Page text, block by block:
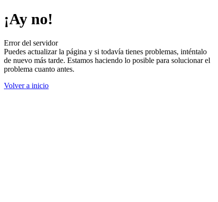
¡Ay no!
Error del servidor
Puedes actualizar la página y si todavía tienes problemas, inténtalo
de nuevo más tarde. Estamos haciendo lo posible para solucionar el
problema cuanto antes.
Volver a inicio